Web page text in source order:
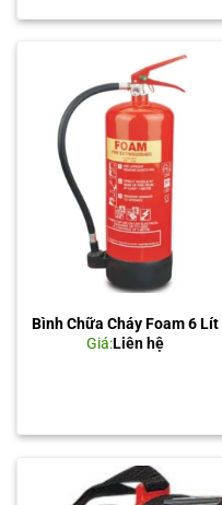
Bình Chữa Cháy Foam 6 Lít
Giá:Liên hệ